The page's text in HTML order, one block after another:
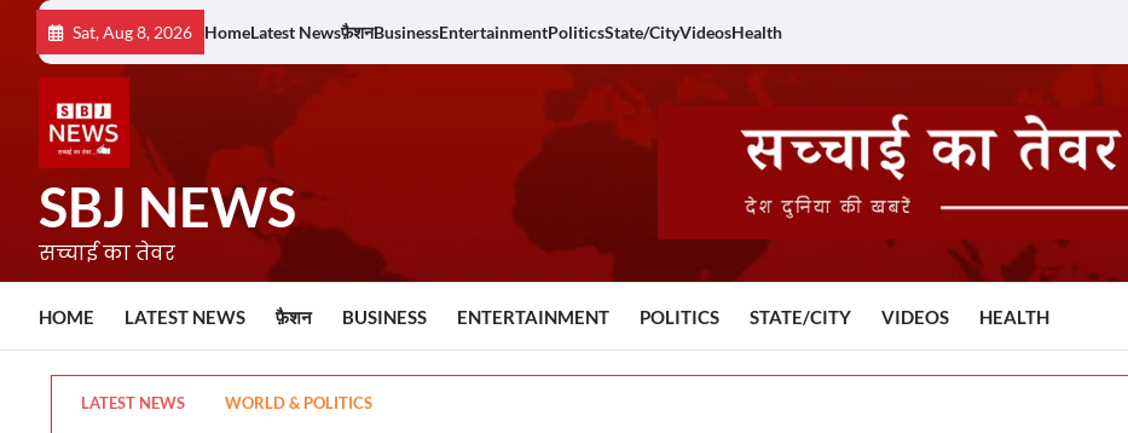
content
Sat, Aug 8, 2026 HomeLatest Newsफ़ैशनBusinessEntertainmentPoliticsState/CityVideosHealth
SBJ NEWS
सच्चाई का तेवर
HOME LATEST NEWS फ़ैशन BUSINESS ENTERTAINMENT POLITICS STATE/CITY VIDEOS HEALTH
LATEST NEWS WORLD & POLITICS